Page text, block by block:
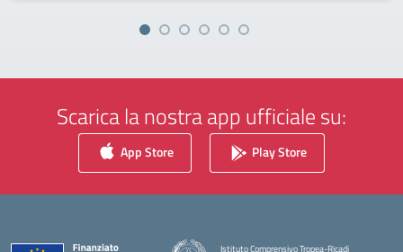
Scarica la nostra app ufficiale su:
App Store Play Store
Istituto Comprensivo Tropea-Ricadi